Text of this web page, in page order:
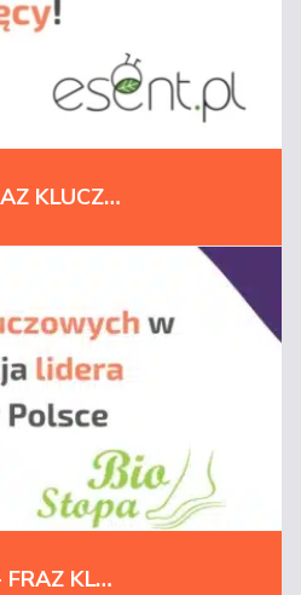
ESENT - 5000+ FRAZ KLUCZOWYCH W 10 MIESIĘCY!
BIO STOPA - 650+ FRAZ KLUCZOWYCH W TOP3 I POZYCJA LIDERA SPRZEDAŻY W POLSCE